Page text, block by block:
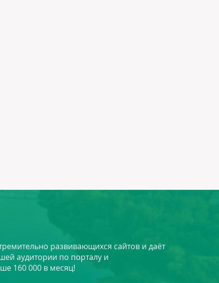
развивающихся сайтов и даёт
аудитории по порталу и
160 000 в месяц!